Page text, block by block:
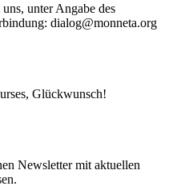
unter Angabe des
dialog@monneta.org
Glückwunsch!
Newsletter mit aktuellen